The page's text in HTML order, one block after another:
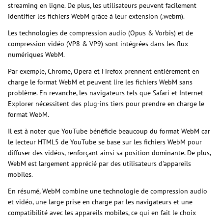
streaming en ligne. De plus, les utilisateurs peuvent facilement
identifier les fichiers WebM grâce à leur extension (.webm).
Les technologies de compression audio (Opus & Vorbis) et de
compression vidéo (VP8 & VP9) sont intégrées dans les flux
numériques WebM.
Par exemple, Chrome, Opera et Firefox prennent entièrement en
charge le format WebM et peuvent lire les fichiers WebM sans
problème. En revanche, les navigateurs tels que Safari et Internet
Explorer nécessitent des plug-ins tiers pour prendre en charge le
format WebM.
Il est à noter que YouTube bénéficie beaucoup du format WebM car
le lecteur HTML5 de YouTube se base sur les fichiers WebM pour
diffuser des vidéos, renforçant ainsi sa position dominante. De plus,
WebM est largement apprécié par des utilisateurs d'appareils
mobiles.
En résumé, WebM combine une technologie de compression audio
et vidéo, une large prise en charge par les navigateurs et une
compatibilité avec les appareils mobiles, ce qui en fait le choix